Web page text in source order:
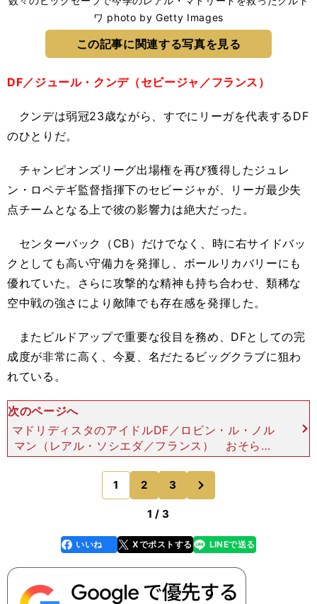
ワ photo by Getty Images
この記事に関連する写真を見る
DF／ジュール・クンデ（セビージャ／フランス）
クンデは弱冠23歳ながら、すでにリーガを代表するDF
のひとりだ。
チャンピオンズリーグ出場権を再び獲得したジュレ
ン・ロペテギ監督指揮下のセビージャが、リーガ最少失
点チームとなる上で彼の影響力は絶大だった。
センターバック（CB）だけでなく、時に右サイドバッ
クとしても高い守備力を発揮し、ボールリカバリーにも
優れていた。さらに攻撃的な精神も持ち合わせ、類稀な
空中戦の強さにより敵陣でも存在感を発揮した。
またビルドアップで重要な役目を務め、DFとしての完
成度が非常に高く、今夏、名だたるビッグクラブに狙わ
れている。
次のページへ
マドリディスタのアイドルDF／ロビン・ル・ノル
マン（レアル・ソシエダ／フランス） おそらく
ル・ノルマンは国外では無名に等しいだろう。スペ
インでも彼のすごさに気づいている人は、まだ多く
はなさそうだ。
1 2 3
1 / 3
faceboo
k
いいね Xでポストする
line LINEで送る